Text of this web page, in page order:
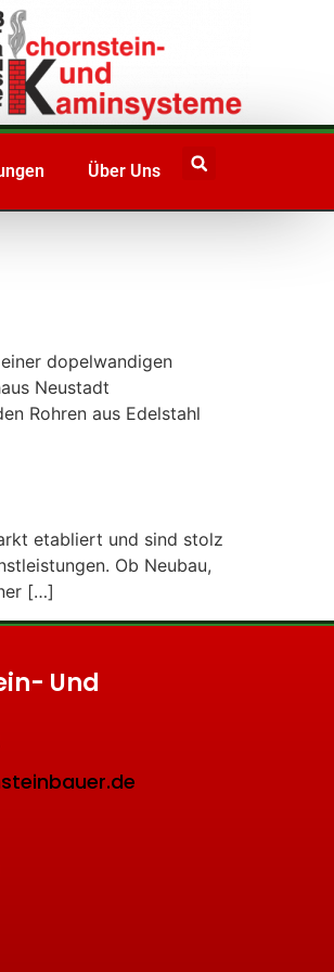
Über Uns
dopelwandigen
Neustadt
Rohren aus Edelstahl
etabliert und sind stolz
Ob Neubau,
[…]
Und